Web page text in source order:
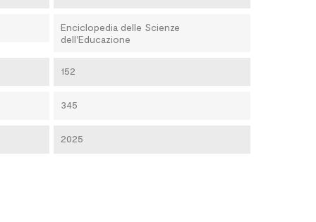
Enciclopedia delle Scienze
dell'Educazione
152
345
2025